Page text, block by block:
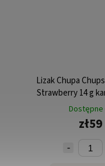
Lizak Chupa
Strawberry 14 g
Dostępne
zł59